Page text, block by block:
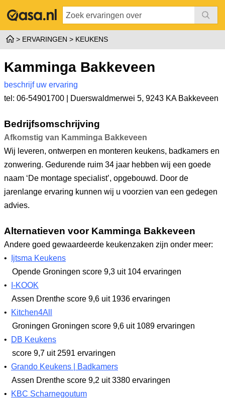
ERVARINGEN KEUKENS
Kamminga Bakkeveen
beschrijf uw ervaring
tel: 06-54901700 |
Duerswaldmerwei 5, 9243 KA Bakkeveen
Bedrijfsomschrijving
Afkomstig van Kamminga Bakkeveen
Wij leveren, ontwerpen en monteren keukens, badkamers en
zonwering. Gedurende ruim 34 jaar hebben wij een goede
naam ‘De montage specialist’, opgebouwd. Door de
jarenlange ervaring kunnen wij u voorzien van een gedegen
advies.
Alternatieven voor Kamminga Bakkeveen
Andere goed gewaardeerde keukenzaken zijn onder meer:
•
Ijtsma Keukens
Opende Groningen score 9,3 uit 104 ervaringen
•
I-KOOK
Assen Drenthe score 9,6 uit 1936 ervaringen
•
Kitchen4All
Groningen Groningen score 9,6 uit 1089 ervaringen
•
DB Keukens
score 9,7 uit 2591 ervaringen
• Grando Keukens | Badkamers
Assen Drenthe score 9,2 uit 3380 ervaringen
•
KBC Scharnegoutum